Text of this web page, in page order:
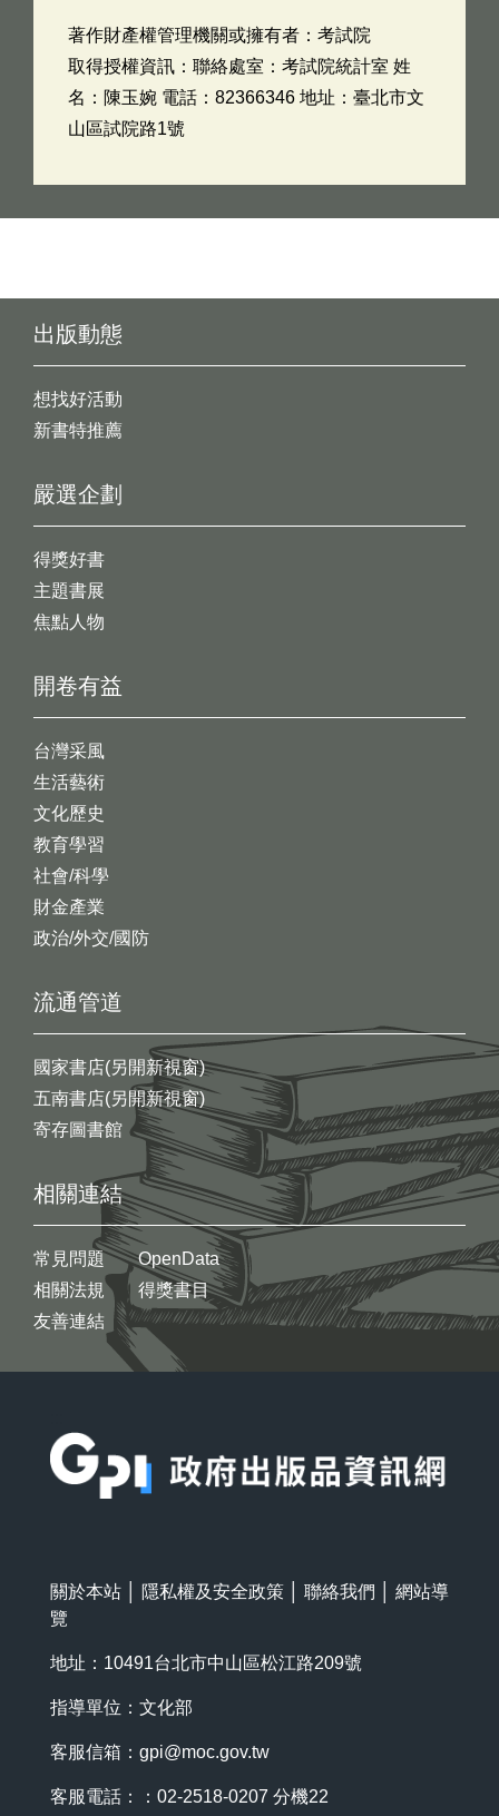
著作財產權管理機關或擁有者：考試院
取得授權資訊：聯絡處室：考試院統計室 姓
名：陳玉婉 電話：82366346 地址：臺北市文
山區試院路1號
出版動態
想找好活動
新書特推薦
開卷有益
台灣采風
生活藝術
文化歷史
教育學習
社會/科學
財金產業
政治/外交/國防
嚴選企劃
得獎好書
主題書展
焦點人物
流通管道
國家書店(另開新視窗)
五南書店(另開新視窗)
寄存圖書館
相關連結
常見問題
相關法規
友善連結
OpenData
得獎書目
關於本站 隱私權及安全政策 聯絡我們
網站導
覽
地址：10491台北市中山區松江路209號
指導單位：文化部
客服信箱： gpi@moc.gov.tw
客服電話：：02-2518-0207 分機22